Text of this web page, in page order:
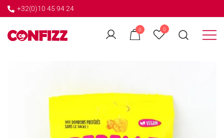
+32(0)10 45 94 24
0 0
← GO BACK